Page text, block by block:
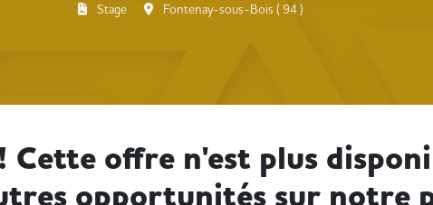
Stage Fontenay-sous-Bois ( 94 )
Cette offre n'est plus